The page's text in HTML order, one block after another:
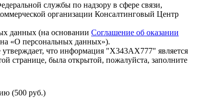
службы по надзору в сфере связи,
организации Консалтинговый Центр
данных (на основании Соглашение об оказании
«О персональных данных»).
что информация "Х343АХ777" является
странице, была открытой, пожалуйста, заполните
(500 руб.)